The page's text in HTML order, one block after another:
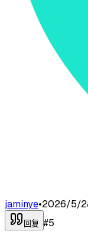
jaminye•2026/5/
回复 #5